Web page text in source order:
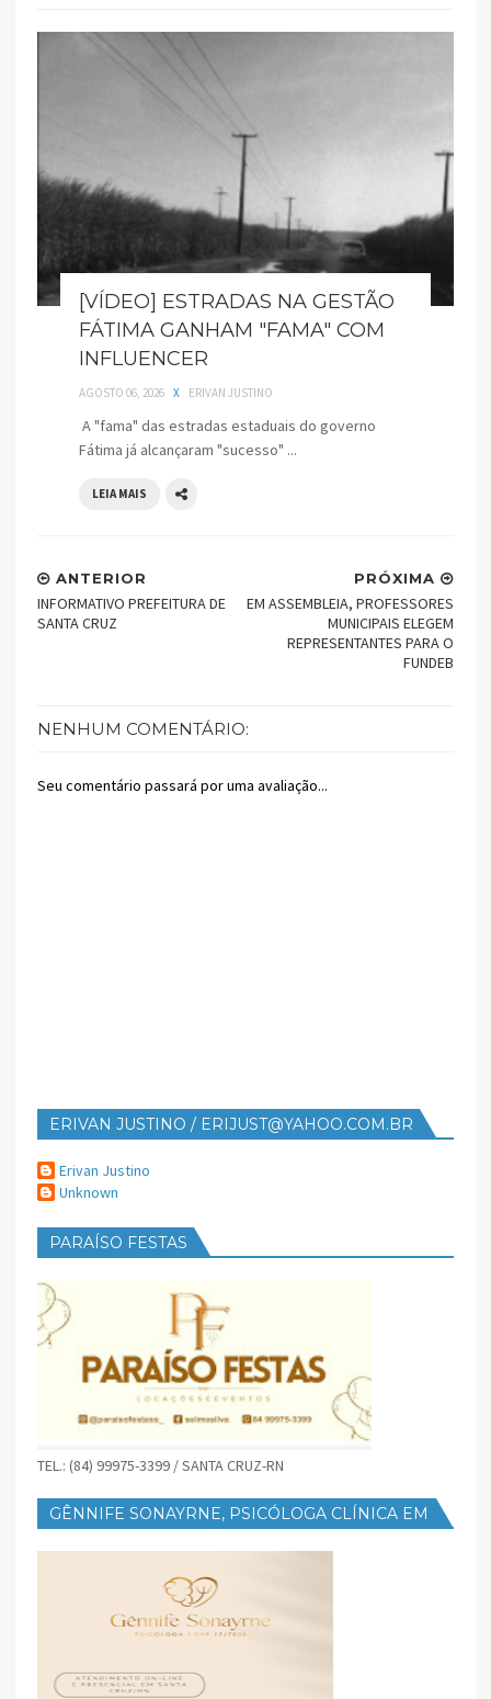
[VÍDEO] ESTRADAS NA GESTÃO
FÁTIMA GANHAM "FAMA" COM
INFLUENCER
AGOSTO 06, 2026 X ERIVAN JUSTINO
A "fama" das estradas estaduais do governo
Fátima já alcançaram "sucesso" ...
LEIA MAIS
PRÓXIMA
EM ASSEMBLEIA, PROFESSORES
MUNICIPAIS ELEGEM
REPRESENTANTES PARA O
FUNDEB
ANTERIOR
INFORMATIVO PREFEITURA DE
SANTA CRUZ
NENHUM COMENTÁRIO:
Seu comentário passará por uma avaliação...
ERIVAN JUSTINO / ERIJUST@YAHOO.COM.BR
Erivan Justino
Unknown
PARAÍSO FESTAS
TEL.: (84) 99975-3399 / SANTA CRUZ-RN
GÊNNIFE SONAYRNE, PSICÓLOGA CLÍNICA EM